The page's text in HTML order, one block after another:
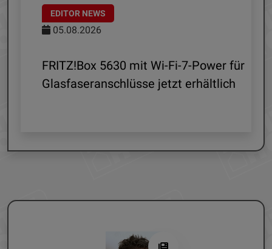
EDITOR NEWS
05.08.2026
FRITZ!Box 5630 mit Wi-Fi-7-Power für
Glasfaseranschlüsse jetzt erhältlich